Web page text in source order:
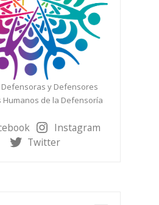
Defensoras y Defensores
Humanos de la Defensoría
Instagram
Twitter